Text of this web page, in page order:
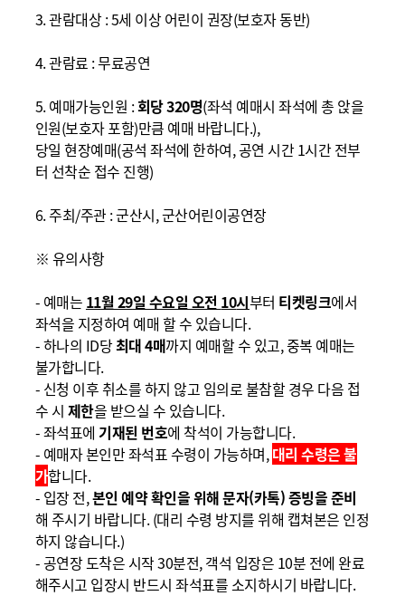
3.관람대상: 5세 이상어린이 권장(보호자 동반)
4.관람료 :무료공연
5.예매가능인원 :회당 320명(좌석 예매시 좌석에 총 앉을
인원(보호자 포함)만큼 예매 바랍니다.),
당일 현장예매(공석 좌석에 한하여, 공연 시간 1시간 전부
터 선착순 접수 진행)
6.주최/주관 :군산시, 군산어린이공연장
※ 유의사항
- 예매는 11월 29일 수요일 오전 10시부터 티켓링크에서
좌석을 지정하여 예매 할 수 있습니다.
-하나의 ID당최대 4매까지 예매할 수 있고,중복 예매는
불가합니다.
- 신청 이후 취소를 하지 않고 임의로 불참할 경우 다음 접
수 시 제한을 받으실 수 있습니다.
-좌석표에 기재된 번호에 착석이 가능합니다.
- 예매자 본인만 좌석표 수령이 가능하며,대리 수령은 불
가합니다.
- 입장 전,본인 예약 확인을 위해 문자(카톡) 증빙을 준비
해 주시기 바랍니다.(대리 수령 방지를 위해 캡쳐본은 인정
하지 않습니다.)
-공연장 도착은 시작30분전,객석 입장은 10분 전에 완료
해주시고 입장시 반드시 좌석표를소지하시기 바랍니다.